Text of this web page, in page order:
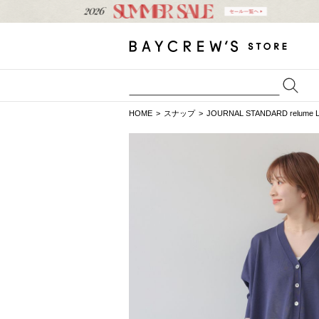
HOME スナップ JOURNAL STANDARD relume